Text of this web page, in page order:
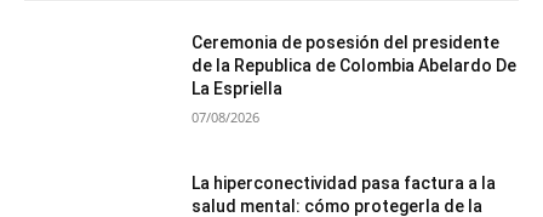
Ceremonia de posesión del presidente
de la Republica de Colombia Abelardo De
La Espriella
07/08/2026
La hiperconectividad pasa factura a la
salud mental: cómo protegerla de la